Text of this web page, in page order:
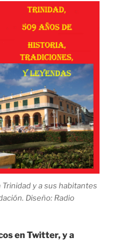
y a sus habitantes
Diseño: Radio
en Twitter, y a